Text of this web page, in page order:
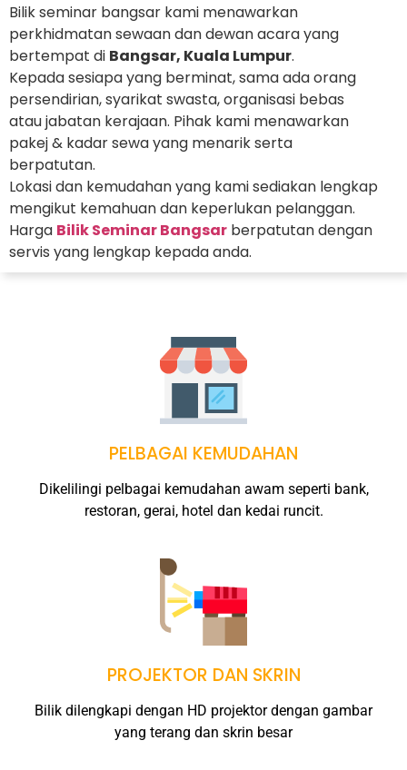
Bilik seminar bangsar kami menawarkan
perkhidmatan sewaan dan dewan acara yang
bertempat di Bangsar, Kuala Lumpur.
Kepada sesiapa yang berminat, sama ada orang
persendirian, syarikat swasta, organisasi bebas
atau jabatan kerajaan. Pihak kami menawarkan
pakej & kadar sewa yang menarik serta
berpatutan.
Lokasi dan kemudahan yang kami sediakan lengkap
mengikut kemahuan dan keperlukan pelanggan.
Harga Bilik Seminar Bangsar berpatutan dengan
servis yang lengkap kepada anda.
PELBAGAI KEMUDAHAN
Dikelilingi pelbagai kemudahan awam seperti bank,
restoran, gerai, hotel dan kedai runcit.
PROJEKTOR DAN SKRIN
Bilik dilengkapi dengan HD projektor dengan gambar
yang terang dan skrin besar